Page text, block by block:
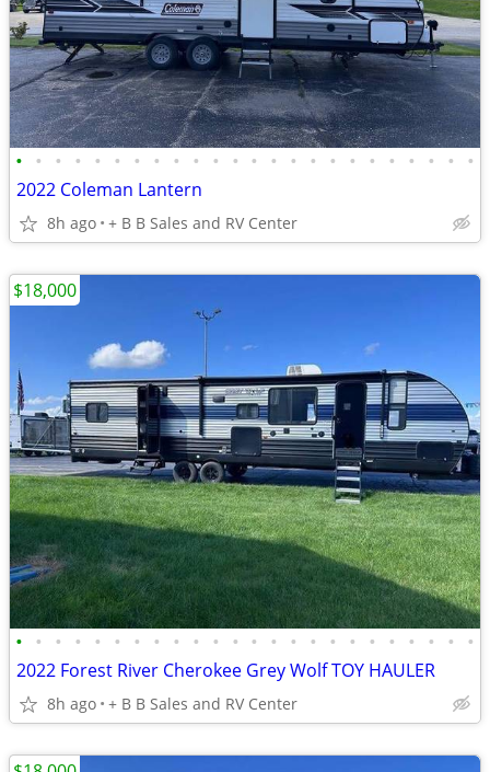
• • • • • • • • • • • • • • • • • • • • • • • •
2022 Coleman Lantern
8h ago + B B Sales and RV Center
• • • • • • • • • • • • • • • • • • • • • • • •
2022 Forest River Cherokee Grey Wolf TOY HAULER
8h ago + B B Sales and RV Center
$18,000